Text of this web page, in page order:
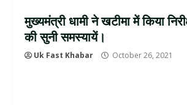
मुख्यमंत्री धामी ने खटीमा में किया
की सुनी समस्यायें।
Uk Fast Khabar October 26, 2021